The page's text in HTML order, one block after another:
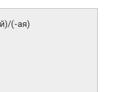
(-ая)